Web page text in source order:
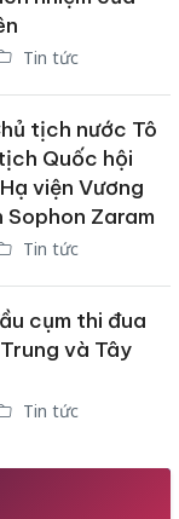
Tin tức
tịch nước Tô
Quốc hội
viện Vương
Zaram
Tin tức
cụm thi đua
và Tây
Tin tức